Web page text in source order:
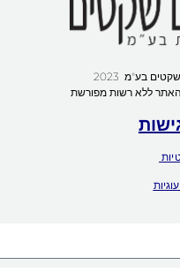
בע"מ 2023
ללא רשות מפורשת